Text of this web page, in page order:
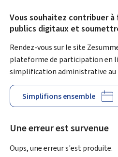
Vous souhaitez contribuer
publics digitaux et
Rendez-vous sur le site
plateforme de participation en
simplification administrative au
Simplifions ensemble
Une erreur est survenue
Oups, une erreur s'est produite.